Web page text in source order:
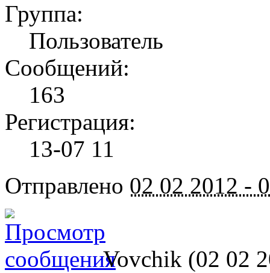
Группа:
Пользователь
Сообщений:
163
Регистрация:
13-07 11
Отправлено 02 02 2012 -
Vovchik (02 02